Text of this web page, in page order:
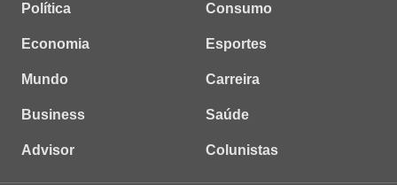
Política
Economia
Mundo
Business
Advisor
Consumo
Esportes
Carreira
Saúde
Colunistas